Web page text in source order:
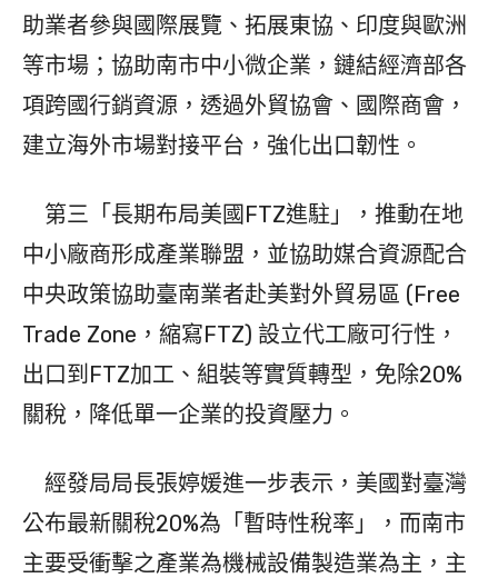
助業者參與國際展覽、拓展東協、印度與歐洲
等市場；協助南市中小微企業，鏈結經濟部各
項跨國行銷資源，透過外貿協會、國際商會，
建立海外市場對接平台，強化出口韌性。
第三「長期布局美國FTZ進駐」，推動在地
中小廠商形成產業聯盟，並協助媒合資源配合
中央政策協助臺南業者赴美對外貿易區 (Free
Trade Zone，縮寫FTZ) 設立代工廠可行性，
出口到FTZ加工、組裝等實質轉型，免除20%
關稅，降低單一企業的投資壓力。
經發局局長張婷媛進一步表示，美國對臺灣
公布最新關稅20%為「暫時性稅率」，而南市
主要受衝擊之產業為機械設備製造業為主，主